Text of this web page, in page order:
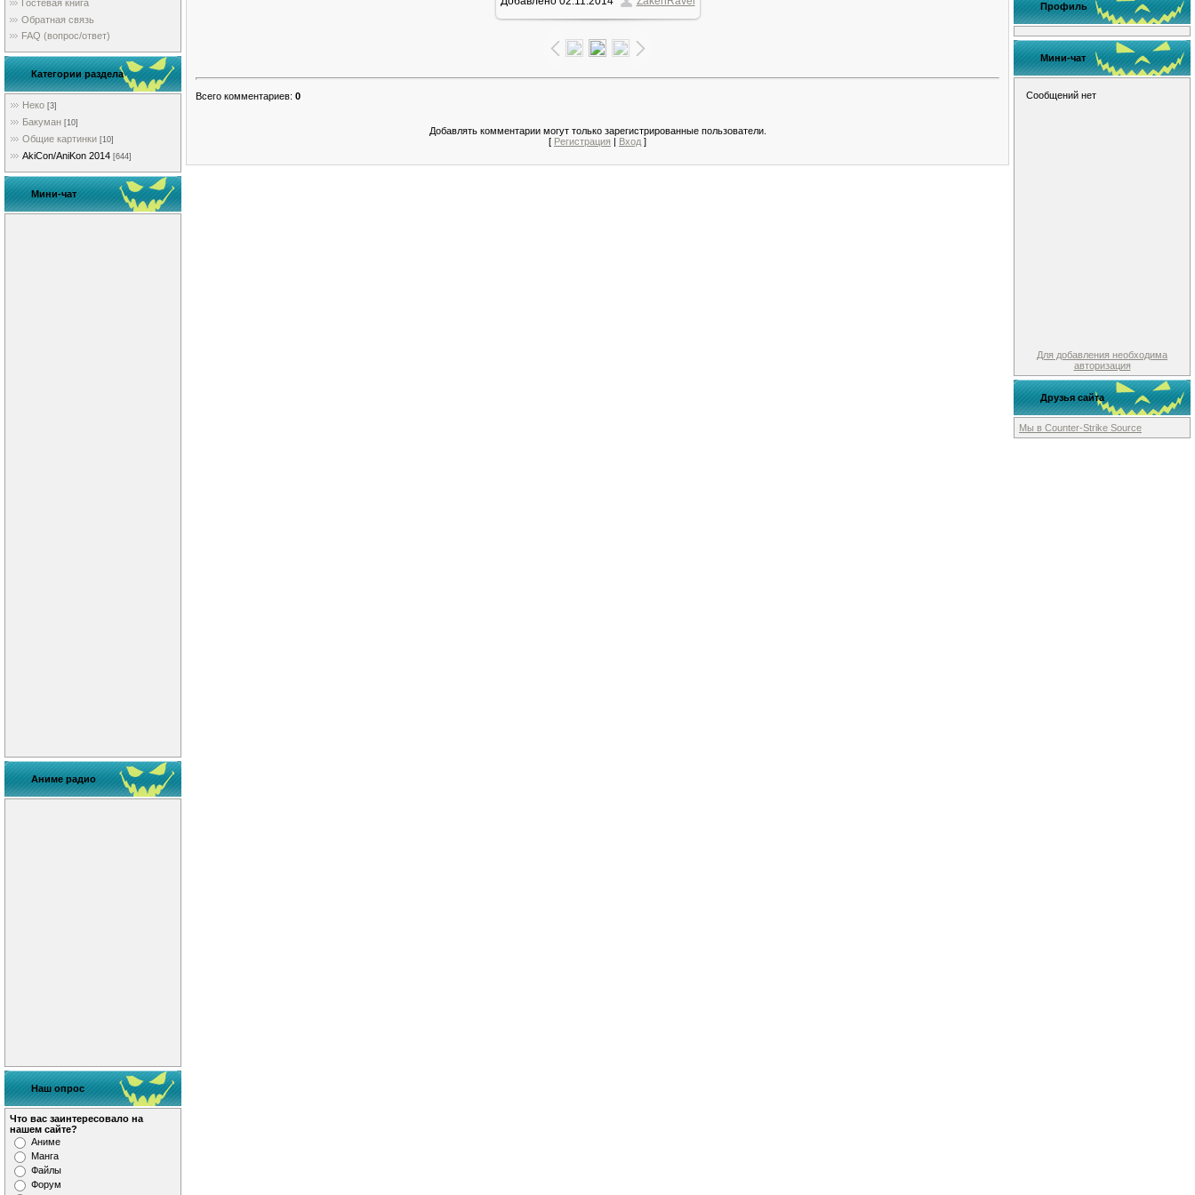
Гостевая книга
Обратная связь
FAQ (вопрос/ответ)
Категории раздела
Неко [3]
Бакуман [10]
Общие картинки [10]
AkiCon/AniKon 2014 [644]
Мини-чат
Аниме радио
Наш опрос
Что вас заинтересовало на
нашем сайте?
Аниме
Манга
Файлы
Форум
144.0Kb
Всего комментариев: 0
Добавлять комментарии могут только зарегистрированные пользователи.
[ Регистрация | Вход ]
Профиль
Мини-чат
Для добавления необходима
авторизация
Друзья сайта
Мы в Counter-Strike Source